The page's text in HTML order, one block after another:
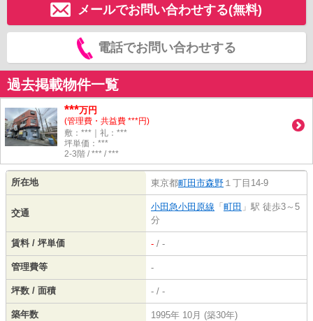
メールでお問い合わせする(無料)
電話でお問い合わせする
過去掲載物件一覧
***万円
(管理費・共益費 ***円)
敷：***｜礼：***
坪単価：***
2-3階 / *** / ***
所在地 東京都町田市森野 １丁目14-9
交通
小田急小田原線 「町田 」駅 徒歩3～5
分
賃料 / 坪単価 - / -
管理費等 -
坪数 / 面積 - / -
築年数 1995年 10月 (築30年)